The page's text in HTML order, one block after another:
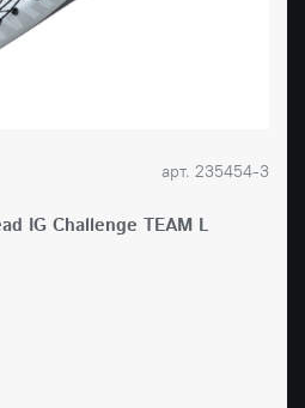
арт. 235454-3
IG Challenge TEAM L